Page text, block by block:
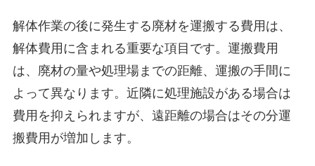
解体作業の後に発生する廃材を運搬する費用は、
解体費用に含まれる重要な項目です。運搬費用
は、廃材の量や処理場までの距離、運搬の手間に
よって異なります。近隣に処理施設がある場合は
費用を抑えられますが、遠距離の場合はその分運
搬費用が増加します。